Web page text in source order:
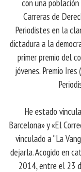
con una
Carreras de
Periodistes en la
dictadura a la
primer premio del
jóvenes. Premio
He estado
Barcelona» y «El
vinculado a “La
dejarla. Acogido en
2014, entre el 23